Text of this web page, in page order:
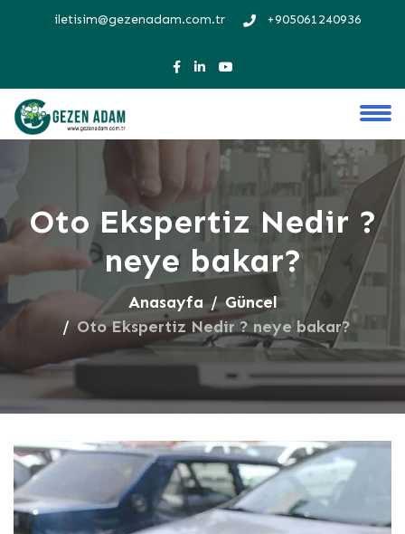
iletisim@gezenadam.com.tr +905061240936
Oto Ekspertiz Nedir ?
neye bakar?
Anasayfa
Güncel
Oto Ekspertiz Nedir ? neye bakar?